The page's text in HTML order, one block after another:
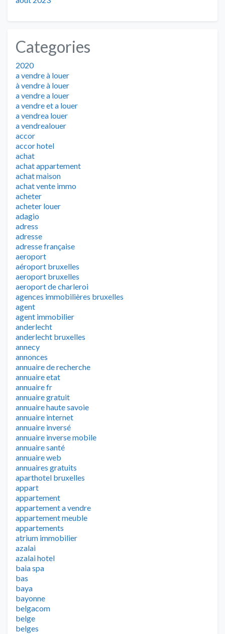
Categories
2020
a vendre à louer
à vendre à louer
a vendre a louer
a vendre et a louer
a vendrea louer
a vendrealouer
accor
accor hotel
achat
achat appartement
achat maison
achat vente immo
acheter
acheter louer
adagio
adress
adresse
adresse française
aeroport
aéroport bruxelles
aeroport bruxelles
aeroport de charleroi
agences immobilières bruxelles
agent
agent immobilier
anderlecht
anderlecht bruxelles
annecy
annonces
annuaire de recherche
annuaire etat
annuaire fr
annuaire gratuit
annuaire haute savoie
annuaire internet
annuaire inversé
annuaire inverse mobile
annuaire santé
annuaire web
annuaires gratuits
aparthotel bruxelles
appart
appartement
appartement a vendre
appartement meuble
appartements
atrium immobilier
azalai
azalai hotel
baia spa
bas
baya
bayonne
belgacom
belge
belges